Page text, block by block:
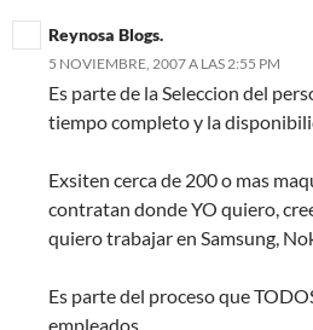
Reynosa Blogs.
5 NOVIEMBRE, 2007 A LAS 2:55 PM
Es parte de la Seleccion del
tiempo completo y la
Exsiten cerca de 200 o mas
contratan donde YO quiero,
quiero trabajar en Samsung,
Es parte del proceso que
empleados.